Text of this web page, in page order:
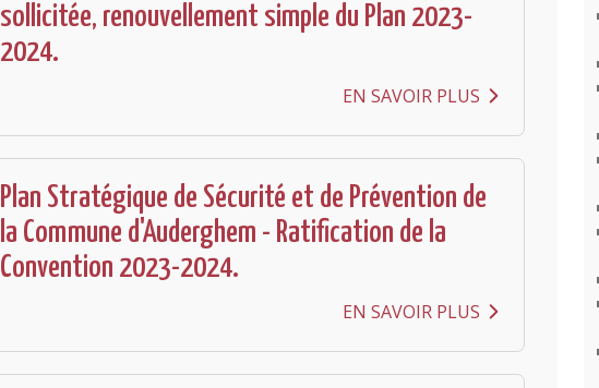
sollicitée, renouvellement simple du Plan 2023-
2024.
EN SAVOIR PLUS
Plan Stratégique de Sécurité et de Prévention de
la Commune d'Auderghem - Ratification de la
Convention 2023-2024.
EN SAVOIR PLUS